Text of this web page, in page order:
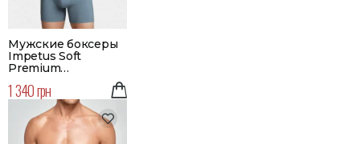
Мужские боксеры
Impetus Soft
Premium
удлиненные | Цвет
голубой
1 340 грн